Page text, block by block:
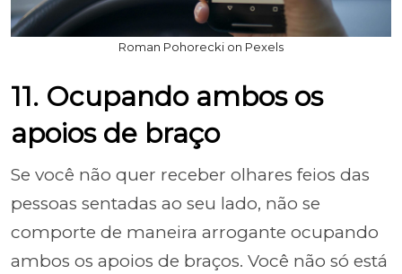
Roman Pohorecki on Pexels
11. Ocupando ambos os
apoios de braço
Se você não quer receber olhares feios das
pessoas sentadas ao seu lado, não se
comporte de maneira arrogante ocupando
ambos os apoios de braços. Você não só está